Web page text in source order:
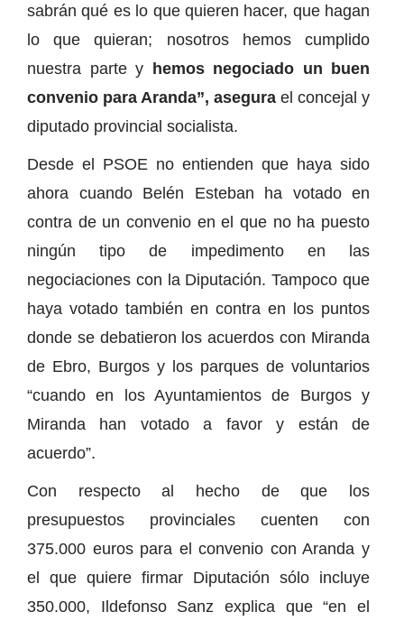
sabrán qué es lo que quieren hacer, que hagan
lo que quieran; nosotros hemos cumplido
nuestra parte y hemos negociado un buen
convenio para Aranda”, asegura el concejal y
diputado provincial socialista.
Desde el PSOE no entienden que haya sido
ahora cuando Belén Esteban ha votado en
contra de un convenio en el que no ha puesto
ningún tipo de impedimento en las
negociaciones con la Diputación. Tampoco que
haya votado también en contra en los puntos
donde se debatieron los acuerdos con Miranda
de Ebro, Burgos y los parques de voluntarios
“cuando en los Ayuntamientos de Burgos y
Miranda han votado a favor y están de
acuerdo”.
Con respecto al hecho de que los
presupuestos provinciales cuenten con
375.000 euros para el convenio con Aranda y
el que quiere firmar Diputación sólo incluye
350.000, Ildefonso Sanz explica que “en el